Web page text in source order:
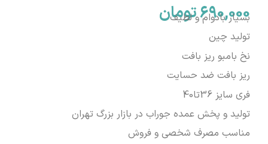
690,000تومان
بسیار بادوام و لطیف
تولید چین
نخ بامبو ریز بافت
ریز بافت ضد حسایت
فری سایز 36تا40
تولید و پخش عمده جوراب در بازار بزرگ تهران
مناسب مصرف شخصی و فروش